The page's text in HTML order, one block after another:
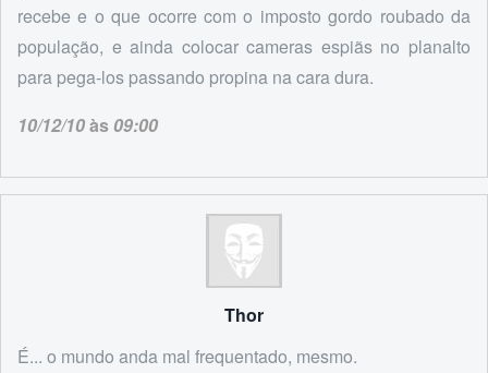
recebe e o que ocorre com o imposto gordo roubado da
população, e ainda colocar cameras espiãs no planalto
para pega-los passando propina na cara dura.
10/12/10às09:00
Thor
É... o mundo anda mal frequentado, mesmo.